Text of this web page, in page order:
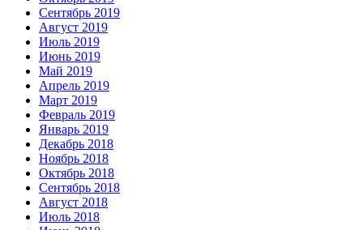
Сентябрь 2019
Август 2019
Июль 2019
Июнь 2019
Май 2019
Апрель 2019
Март 2019
Февраль 2019
Январь 2019
Декабрь 2018
Ноябрь 2018
Октябрь 2018
Сентябрь 2018
Август 2018
Июль 2018